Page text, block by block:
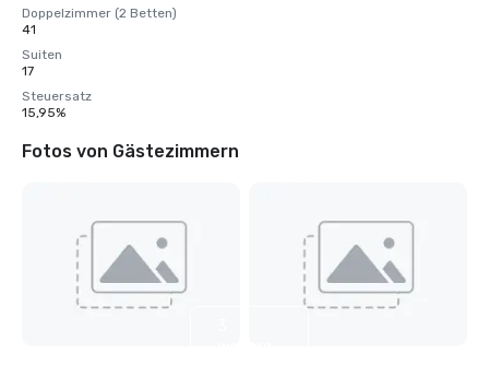
Doppelzimmer (2 Betten)
41
Suiten
17
Steuersatz
15,95%
Fotos von Gästezimmern